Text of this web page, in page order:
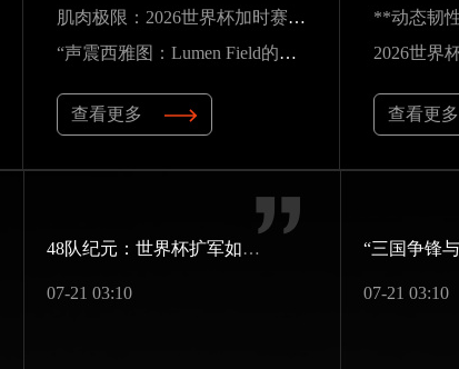
肌肉极限：2026世界杯加时赛的“无声崩解”
“声震西雅图：Lumen Field的声学屏障如何瓦解客队进攻，与2026世界杯的降噪博弈”
查看更多 查看更多
48队纪元：世界杯扩军如何改写霸权逻辑
07-21 03:10 07-21 03:10